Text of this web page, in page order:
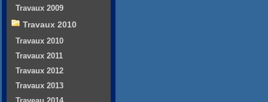
Travaux 2009
Travaux 2010
Travaux 2010
Travaux 2011
Travaux 2012
Travaux 2013